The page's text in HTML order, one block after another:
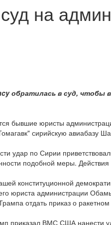
на
обратилась в суд,
бывшие юристы
сирийскую авиабазу
удар по Сирии
подобной меры.
конституционной
юриста администрации
отдать приказ о ракетном
приказал ВМС США нанести